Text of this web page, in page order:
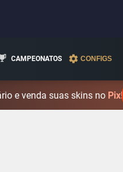
CAMPEONATOS CONFIGS
e venda suas skins no Pix!